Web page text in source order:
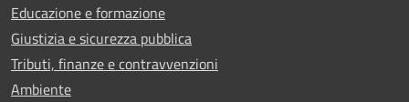
Educazione e formazione
Giustizia e sicurezza pubblica
Tributi, finanze e contravvenzioni
Ambiente